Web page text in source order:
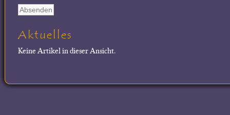
Aktuelles
Keine Artikel in dieser Ansicht.